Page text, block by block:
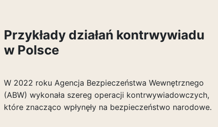
Przykłady działań kontrwywiadu
w Polsce
W 2022 roku Agencja Bezpieczeństwa Wewnętrznego
(ABW) wykonała szereg operacji kontrwywiadowczych,
które znacząco wpłynęły na bezpieczeństwo narodowe.